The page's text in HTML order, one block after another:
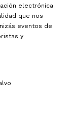
electrónica.
que nos
eventos de
y